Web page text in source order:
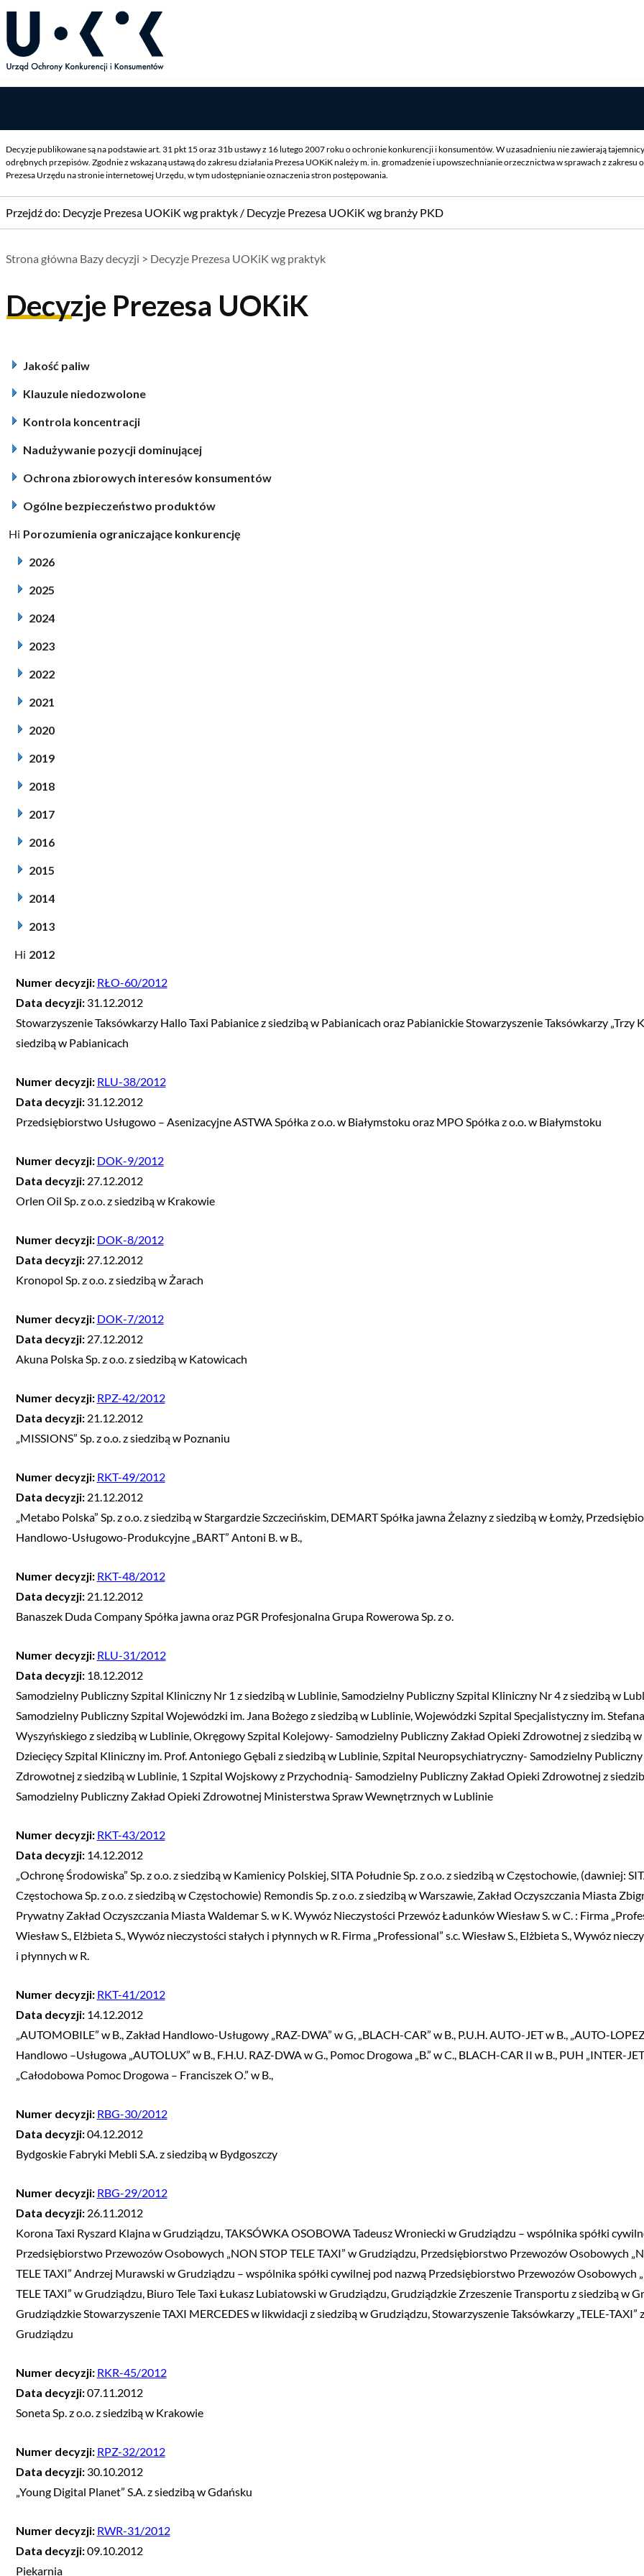
Decyzje publikowane są na podstawie art. 31 pkt 15 oraz 31b ustawy z 16 lutego 2007 roku o ochronie konkurencji i konsumentów. W uzasadnieniu nie zawierają
odrębnych przepisów. Zgodnie z wskazaną ustawą do zakresu działania Prezesa UOKiK należy m. in. gromadzenie i upowszechnianie orzecznictwa w sprawach z
Prezesa Urzędu na stronie internetowej Urzędu, w tym udostępnianie oznaczenia stron postępowania.
Przejdź do: Decyzje Prezesa UOKiK wg praktyk/ Decyzje Prezesa UOKiK wg branży PKD
Strona główna Bazy decyzji > Decyzje Prezesa UOKiK wg praktyk
Decyzje Prezesa UOKiK
Jakość paliw
Klauzule niedozwolone
Kontrola koncentracji
Nadużywanie pozycji dominującej
Ochrona zbiorowych interesów konsumentów
Ogólne bezpieczeństwo produktów
Porozumienia ograniczające konkurencję
2026
2025
2024
2023
2022
2021
2020
2019
2018
2017
2016
2015
2014
2013
2012
Numer decyzji: RŁO-60/2012
Data decyzji: 31.12.2012
Stowarzyszenie Taksówkarzy Hallo Taxi Pabianice z siedzibą w Pabianicach oraz Pabianickie Stowarzyszenie Taksówkarzy „Trzy
siedzibą w Pabianicach
Numer decyzji: RLU-38/2012
Data decyzji: 31.12.2012
Przedsiębiorstwo Usługowo – Asenizacyjne ASTWA Spółka z o.o. w Białymstoku oraz MPO Spółka z o.o. w Białymstoku
Numer decyzji: DOK-9/2012
Data decyzji: 27.12.2012
Orlen Oil Sp. z o.o. z siedzibą w Krakowie
Numer decyzji: DOK-8/2012
Data decyzji: 27.12.2012
Kronopol Sp. z o.o. z siedzibą w Żarach
Numer decyzji: DOK-7/2012
Data decyzji: 27.12.2012
Akuna Polska Sp. z o.o. z siedzibą w Katowicach
Numer decyzji: RPZ-42/2012
Data decyzji: 21.12.2012
„MISSIONS” Sp. z o.o. z siedzibą w Poznaniu
Numer decyzji: RKT-49/2012
Data decyzji: 21.12.2012
„Metabo Polska” Sp. z o.o. z siedzibą w Stargardzie Szczecińskim, DEMART Spółka jawna Żelazny z siedzibą w Łomży,
Handlowo-Usługowo-Produkcyjne „BART” Antoni B. w B.,
Numer decyzji: RKT-48/2012
Data decyzji: 21.12.2012
Banaszek Duda Company Spółka jawna oraz PGR Profesjonalna Grupa Rowerowa Sp. z o.
Numer decyzji: RLU-31/2012
Data decyzji: 18.12.2012
Samodzielny Publiczny Szpital Kliniczny Nr 1 z siedzibą w Lublinie, Samodzielny Publiczny Szpital Kliniczny Nr 4 z siedzibą w
Samodzielny Publiczny Szpital Wojewódzki im. Jana Bożego z siedzibą w Lublinie, Wojewódzki Szpital Specjalistyczny im.
Wyszyńskiego z siedzibą w Lublinie, Okręgowy Szpital Kolejowy- Samodzielny Publiczny Zakład Opieki Zdrowotnej z siedzibą
Dziecięcy Szpital Kliniczny im. Prof. Antoniego Gębali z siedzibą w Lublinie, Szpital Neuropsychiatryczny- Samodzielny
Zdrowotnej z siedzibą w Lublinie, 1 Szpital Wojskowy z Przychodnią- Samodzielny Publiczny Zakład Opieki Zdrowotnej z
Samodzielny Publiczny Zakład Opieki Zdrowotnej Ministerstwa Spraw Wewnętrznych w Lublinie
Numer decyzji: RKT-43/2012
Data decyzji: 14.12.2012
„Ochronę Środowiska” Sp. z o.o. z siedzibą w Kamienicy Polskiej, SITA Południe Sp. z o.o. z siedzibą w Częstochowie, (dawniej:
Częstochowa Sp. z o.o. z siedzibą w Częstochowie) Remondis Sp. z o.o. z siedzibą w Warszawie, Zakład Oczyszczania Miasta
Prywatny Zakład Oczyszczania Miasta Waldemar S. w K. Wywóz Nieczystości Przewóz Ładunków Wiesław S. w C. : Firma
Wiesław S., Elżbieta S., Wywóz nieczystości stałych i płynnych w R. Firma „Professional” s.c. Wiesław S., Elżbieta S., Wywóz
i płynnych w R.
Numer decyzji: RKT-41/2012
Data decyzji: 14.12.2012
„AUTOMOBILE” w B., Zakład Handlowo-Usługowy „RAZ-DWA” w G, „BLACH-CAR” w B., P.U.H. AUTO-JET w B., „AUTO-
Handlowo –Usługowa „AUTOLUX” w B., F.H.U. RAZ-DWA w G., Pomoc Drogowa „B.” w C., BLACH-CAR II w B., PUH „INTER-
„Całodobowa Pomoc Drogowa – Franciszek O.” w B.,
Numer decyzji: RBG-30/2012
Data decyzji:04.12.2012
Bydgoskie Fabryki Mebli S.A. z siedzibą w Bydgoszczy
Numer decyzji: RBG-29/2012
Data decyzji: 26.11.2012
Korona Taxi Ryszard Klajna w Grudziądzu, TAKSÓWKA OSOBOWA Tadeusz Wroniecki w Grudziądzu – wspólnika spółki
Przedsiębiorstwo Przewozów Osobowych „NON STOP TELE TAXI” w Grudziądzu, Przedsiębiorstwo Przewozów Osobowych
TELE TAXI” Andrzej Murawski w Grudziądzu – wspólnika spółki cywilnej pod nazwą Przedsiębiorstwo Przewozów Osobowych
TELE TAXI” w Grudziądzu, Biuro Tele Taxi Łukasz Lubiatowski w Grudziądzu, Grudziądzkie Zrzeszenie Transportu z siedzibą w
Grudziądzkie Stowarzyszenie TAXI MERCEDES w likwidacji z siedzibą w Grudziądzu, Stowarzyszenie Taksówkarzy „TELE-TAXI”
Grudziądzu
Numer decyzji: RKR-45/2012
Data decyzji:07.11.2012
Soneta Sp. z o.o. z siedzibą w Krakowie
Numer decyzji: RPZ-32/2012
Data decyzji: 30.10.2012
„Young Digital Planet” S.A. z siedzibą w Gdańsku
Numer decyzji: RWR-31/2012
Data decyzji:09.10.2012
Piekarnia